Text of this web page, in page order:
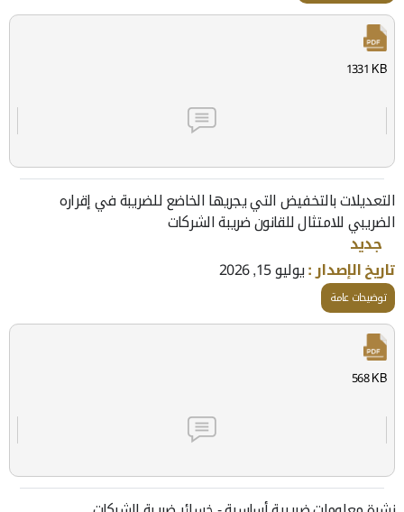
1331 KB
التعديلات بالتخفيض التي يجريها الخاضع للضريبة في إقراره
الضريبي للامتثال للقانون ضريبة الشركات
جديد
تاريخ الإصدار :يوليو 15, 2026
توضيحات عامة
568 KB